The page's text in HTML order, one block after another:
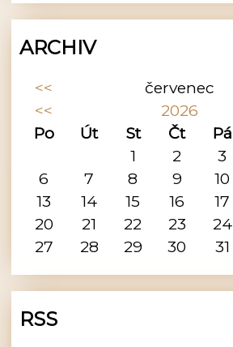
ARCHIV
<< červenec
<<
2026
Po
Út St Čt Pá
1
2 3
6
7 8 9 10
13
14 15 16 17
20
21 22 23 24
27
28 29 30 31
RSS